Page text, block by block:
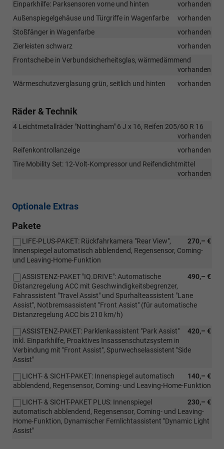
Einparkhilfe: Parksensoren vorne und hinten
vorhanden
Außenspiegelgehäuse und Türgriffe in Wagenfarbe
vorhanden
Stoßfänger in Wagenfarbe
vorhanden
Zierleisten schwarz
vorhanden
Frontscheibe in Verbundsicherheitsglas, wärmedämmend
vorhanden
Wärmeschutzverglasung grün, seitlich und hinten
vorhanden
Räder & Technik
4 Leichtmetallräder "Nottingham" 6 J x 16, Reifen 205/60 R 16
vorhanden
Reifenkontrollanzeige
vorhanden
Tire Mobility Set: 12-Volt-Kompressor und Reifendichtmittel
vorhanden
Optionale Extras
Pakete
270,– €
LIFE-PLUS-PAKET: Rückfahrkamera "Rear View",
Innenspiegel automatisch abblendend, Regensensor, Coming-
und Leaving-Home-Funktion
490,– €
ASSISTENZ-PAKET "IQ.DRIVE": Automatische
Distanzregelung ACC mit Geschwindigkeitsbegrenzer,
Fahrassistent "Travel Assist" und Spurhalteassistent "Lane
Assist", Notbremsassistent "Front Assist" (für automatische
Distanzregelung ACC bis 210 km/h)
420,– €
ASSISTENZ-PAKET: Parklenkassistent "Park Assist"
inkl. Einparkhilfe, Proaktives Insassenschutzsystem in
Verbindung mit "Front Assist", Spurwechselassistent "Side
Assist"
140,– €
LICHT- & SICHT-PAKET: Innenspiegel automatisch
abblendend, Regensensor, Coming- und Leaving-Home-Funktion
230,– €
LICHT- & SICHT-PAKET PLUS: Innenspiegel
automatisch abblendend, Regensensor, Coming- und Leaving-
Home-Funktion, Dynamischer Fernlichtassistent "Dynamic Light
Assist"